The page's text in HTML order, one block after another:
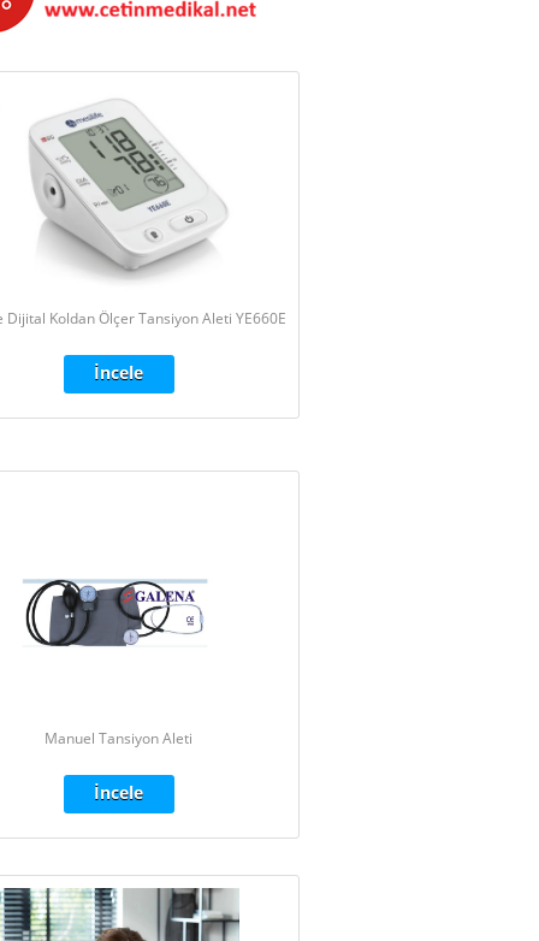
Dijital Koldan Ölçer Tansiyon Aleti YE660E
İncele
Manuel Tansiyon Aleti
İncele